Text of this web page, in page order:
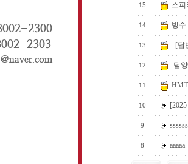
15 스
14 방
13 [답
12 담
11
10
9 ssssss
8 aaaaa